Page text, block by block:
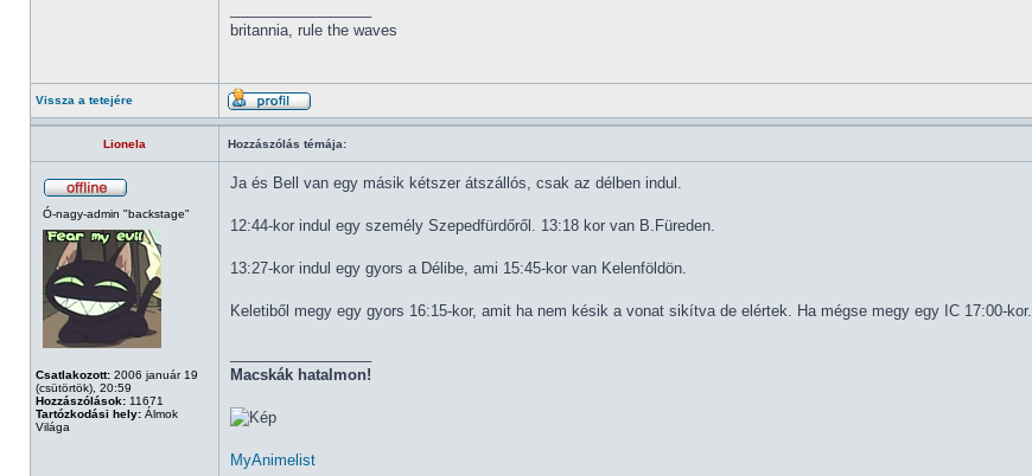
britannia, rule the waves
Vissza a tetejére
Lionela Hozzászólás témája:
Ó-nagy-admin "backstage"
Csatlakozott: 2006 január 19
(csütörtök), 20:59
Hozzászólások: 11671
Tartózkodási hely: Álmok
Világa
Ja és Bell van egy másik kétszer átszállós, csak az délben indul.
12:44-kor indul egy személy Szepedfürdőről. 13:18 kor van B.Füreden.
13:27-kor indul egy gyors a Délibe, ami 15:45-kor van Kelenföldön.
Keletiből megy egy gyors 16:15-kor, amit ha nem késik a vonat sikítva de elértek. Ha mégse megy egy IC 17:00-kor.
Macskák hatalmon!
MyAnimelist